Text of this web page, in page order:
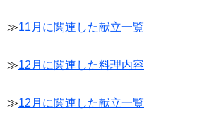
≫11月に関連した献立一覧
≫12月に関連した料理内容
≫12月に関連した献立一覧